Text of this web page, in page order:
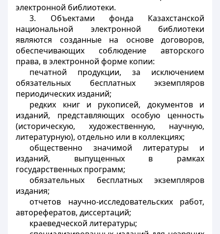
электронной библиотеки.
3. Объектами фонда Казахстанской
национальной электронной библиотеки
являются созданные на основе договоров,
обеспечивающих соблюдение авторского
права, в электронной форме копии:
печатной продукции, за исключением
обязательных бесплатных экземпляров
периодических изданий;
редких книг и рукописей, документов и
изданий, представляющих особую ценность
(историческую, художественную, научную,
литературную), отдельно или в коллекциях;
общественно значимой литературы и
изданий, выпущенных в рамках
государственных программ;
обязательных бесплатных экземпляров
издания;
отчетов научно-исследовательских работ,
авторефератов, диссертаций;
краеведческой литературы;